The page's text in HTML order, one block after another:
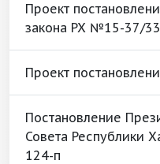
Проект
закона РХ №15-37/
Проект
Постановление
Совета Республики
124-п